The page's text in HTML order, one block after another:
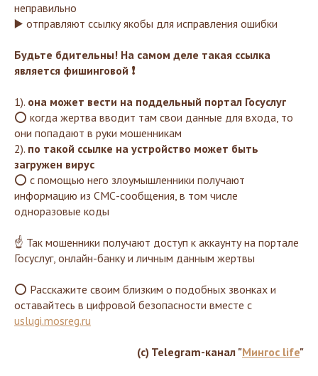
неправильно
▶️ отправляют ссылку якобы для исправления ошибки
Будьте бдительны! На самом деле такая ссылка
является фишинговой ❗️
1). она может вести на поддельный портал Госуслуг
⭕ когда жертва вводит там свои данные для входа, то
они попадают в руки мошенникам
2). по такой ссылке на устройство может быть
загружен вирус
⭕ с помощью него злоумышленники получают
информацию из СМС-сообщения, в том числе
одноразовые коды
☝️ Так мошенники получают доступ к аккаунту на портале
Госуслуг, онлайн-банку и личным данным жертвы
⭕ Расскажите своим близким о подобных звонках и
оставайтесь в цифровой безопасности вместе с
uslugi.mosreg.ru
(c) Telegram-канал "Мингос life"